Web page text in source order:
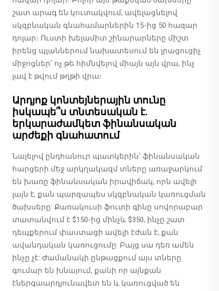
շատ արագ են կուտակվում, ավելացնելով
սկզբնական գնահամարներին 15-ից 50 հազար
դոլար։ Ուստի խելամիտ շինարարները միշտ
իրենց պլաններում նախատեսում են լրացուցիչ
միջոցներ՝ ոչ թե հիմնվելով միայն այն վրա, ինչ
լավ է թվում թղթի վրա։
Արդյոք կոնտեյներային տունը
իսկապե՞ս տնտեսական է.
երկարաժամկետ ֆինանսական
արժեքի գնահատում
Նայելով ընդհանուր պատկերին՝ ֆինանսական
հարցերի մեջ արկղակազմ տները առաջարկում
են խառը ֆինանսական իրավիճակ, որն ավելի
լայն է, քան պարզապես սկզբնական կառուցման
ծախսերը: Քառակուսի ֆուտի գինը սովորաբար
տատանվում է $150-ից մինչև $350, ինչը շատ
դեպքերում փաստացի ավելի էժան է, քան
ավանդական կառուցումը: Բայց սա դեռ ամեն
ինչը չէ: Ժամանակի ընթացքում այս տները
գումար են խնայում, քանի որ այնքան
էներգաարդյունավետ են և կառուցված են